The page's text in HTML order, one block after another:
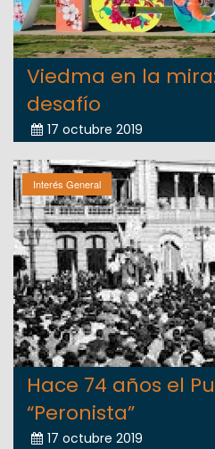
Viedma en la
desafío
17 octubre 2019
Interés General
Hace 74 años el
“Peronista”
17 octubre 2019